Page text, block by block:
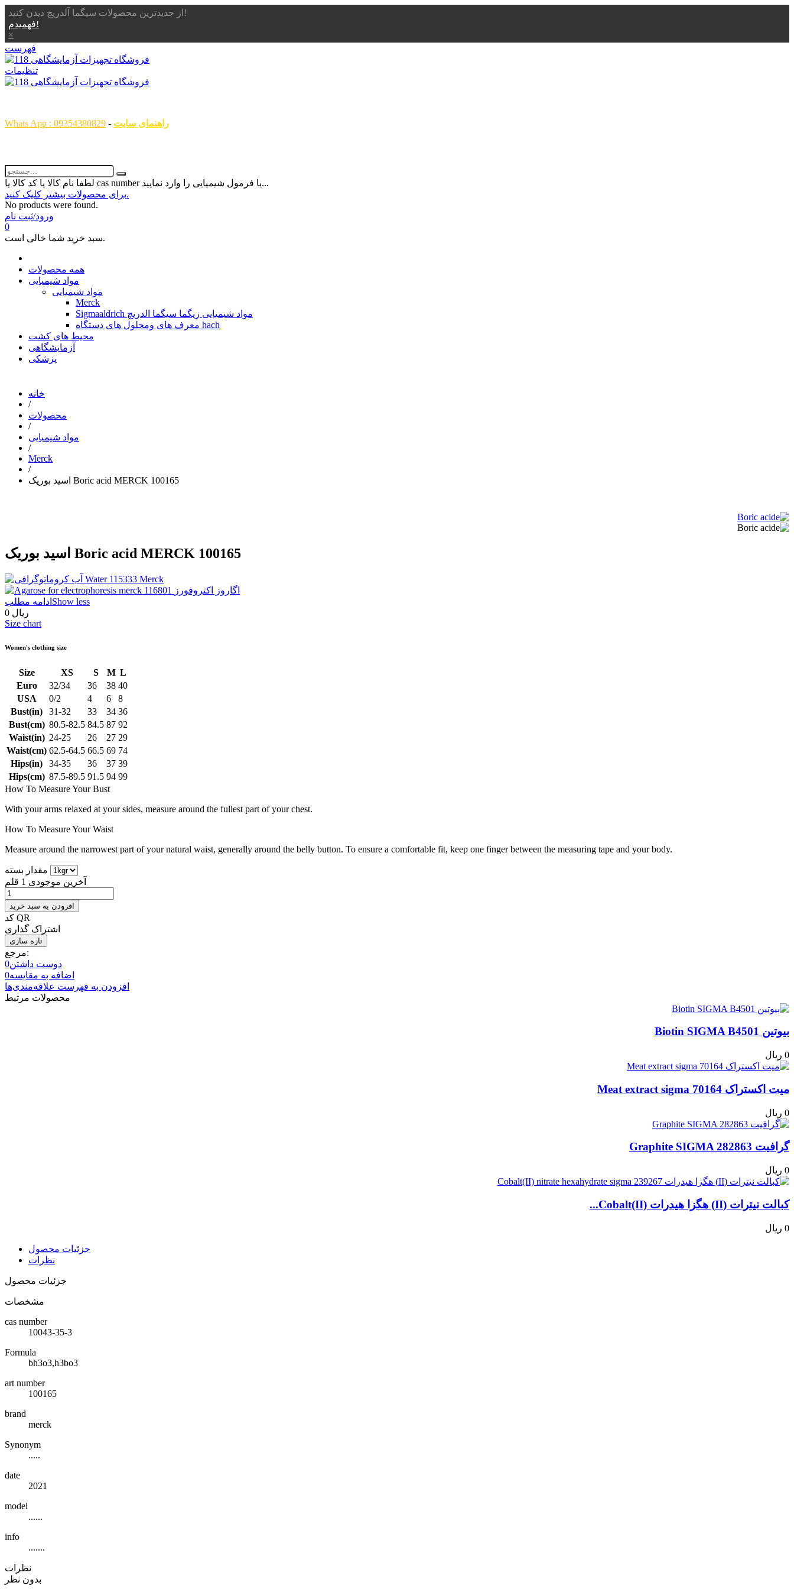
از جدیدترین محصولات سیگما آلدریچ دیدن کنید!
فهمیدم!
×
فهرست
تنظیمات
Whats App : 09354380829 - راهنمای سایت
لطفا نام کالا یا کد کالا یا cas number یا فرمول شیمیایی را وارد نمایید...
برای محصولات بیشتر کلیک کنید.
No products were found.
ورود/ثبت نام
0
سبد خرید شما خالی است.
همه محصولات
مواد شیمیایی
مواد شیمیایی
Merck
Sigmaaldrich مواد شیمیایی زیگما سیگما الدریچ
معرف های ومحلول های دستگاه hach
محیط های کشت
آزمایشگاهی
پزشکی
خانه
/
محصولات
/
مواد شیمیایی
/
Merck
/
اسید بوریک Boric acid MERCK 100165
اسید بوریک Boric acid MERCK 100165
ادامه مطلب Show less
0 ریال
Size chart
Women's clothing size
Size XS S M L
Euro
32/34 36 38 40
USA
0/2 4 6
8
Bust(in)
31-32 33 34 36
Bust(cm) 80.5-82.5 84.5 87 92
Waist(in) 24-25 26 27 29
Waist(cm) 62.5-64.5 66.5 69 74
Hips(in)
34-35 36 37 39
Hips(cm) 87.5-89.5 91.5 94 99
How To Measure Your Bust
With your arms relaxed at your sides, measure around the fullest part of your chest.
How To Measure Your Waist
Measure around the narrowest part of your natural waist, generally around the belly button. To ensure a comfortable fit, keep one finger between the measuring tape and your body.
مقدار بسته
آخرین موجودی 1 قلم
افزودن به سبد خرید
کد QR
اشتراک گذاری
مرجع:
دوست داشتن0
اضافه به مقایسه0
افزودن به فهرست علاقه‌مندی‌ها
محصولات مرتبط
بیوتین Biotin SIGMA B4501
0 ریال
میت اکستراک Meat extract sigma 70164
0 ریال
گرافیت Graphite SIGMA 282863
0 ریال
کبالت نیترات (II) هگزا هیدرات Cobalt(II)...
0 ریال
جزئیات محصول
نظرات
جزئیات محصول
مشخصات
cas number
10043-35-3
Formula
bh3o3,h3bo3
art number
100165
brand
merck
Synonym
.....
date
2021
model
......
info
.......
نظرات
بدون نظر